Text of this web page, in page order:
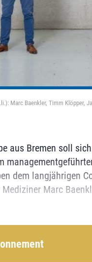
Marc Baenkler, Timm Klöpper,
aus Bremen soll
dem langjährigen
Marc